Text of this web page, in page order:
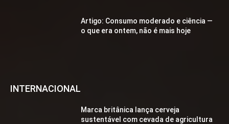
Artigo: Consumo moderado e ciência —
o que era ontem, não é mais hoje
INTERNACIONAL
Marca britânica lança cerveja
sustentável com cevada de agricultura